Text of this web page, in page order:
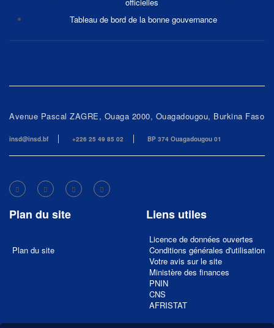
Tableau de bord de la bonne gouvernance
Avenue Pascal ZAGRE, Ouaga 2000, Ouagadougou, Burkina Faso
insd@insd.bf +226 25 49 85 02 BP 374 Ouagadougou 01
Plan du site
Plan du site
Liens utiles
Licence de données ouvertes
Conditions générales d'utilisation
Votre avis sur le site
Ministère des finances
PNIN
CNS
AFRISTAT